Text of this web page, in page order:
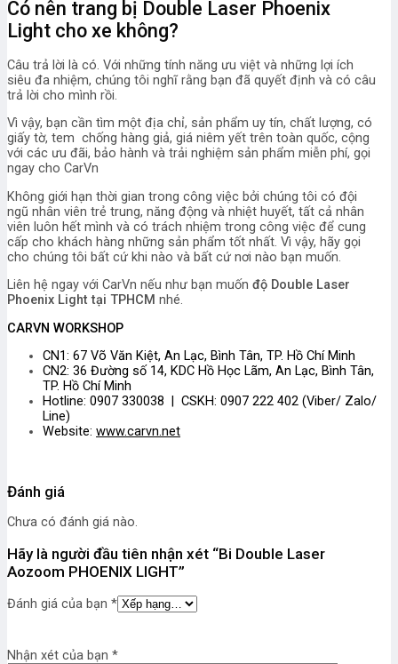
Có nên trang bị Double Laser Phoenix
Light cho xe không?
Câu trả lời là có. Với những tính năng ưu việt và những lợi ích
siêu đa nhiệm, chúng tôi nghĩ rằng bạn đã quyết định và có câu
trả lời cho mình rồi.
Vì vậy, bạn cần tìm một địa chỉ, sản phẩm uy tín, chất lượng, có
giấy tờ, tem chống hàng giả, giá niêm yết trên toàn quốc, cộng
với các ưu đãi, bảo hành và trải nghiệm sản phẩm miễn phí, gọi
ngay cho CarVn
Không giới hạn thời gian trong công việc bởi chúng tôi có đội
ngũ nhân viên trẻ trung, năng động và nhiệt huyết, tất cả nhân
viên luôn hết mình và có trách nhiệm trong công việc để cung
cấp cho khách hàng những sản phẩm tốt nhất. Vì vậy, hãy gọi
cho chúng tôi bất cứ khi nào và bất cứ nơi nào bạn muốn.
Liên hệ ngay với CarVn nếu như bạn muốn độ Double Laser
Phoenix Light tại TPHCM nhé.
CARVN WORKSHOP
CN1: 67 Võ Văn Kiệt, An Lạc, Bình Tân, TP. Hồ Chí Minh
CN2: 36 Đường số 14, KDC Hồ Học Lãm, An Lạc, Bình Tân,
TP. Hồ Chí Minh
Hotline: 0907 330038 | CSKH: 0907 222 402 (Viber/ Zalo/
Line)
Website: www.carvn.net
Đánh giá
Chưa có đánh giá nào.
Hãy là người đầu tiên nhận xét “Bi Double Laser
Aozoom PHOENIX LIGHT”
Đánh giá của bạn *
Nhận xét của bạn *